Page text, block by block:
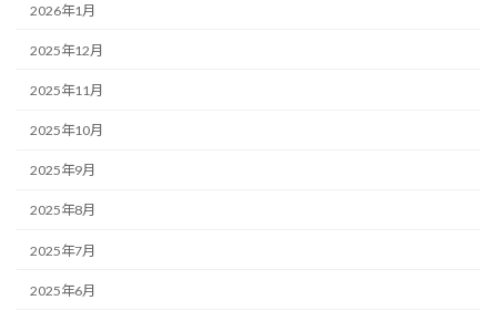
2026年1月
2025年12月
2025年11月
2025年10月
2025年9月
2025年8月
2025年7月
2025年6月